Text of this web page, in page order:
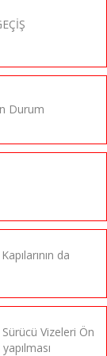
Durum
da
Vizeleri Ön